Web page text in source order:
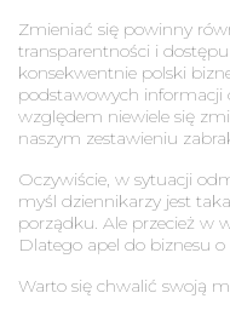
Zmieniać się powinny
transparentności i
konsekwentnie polski
podstawowych
względem niewiele się
naszym zestawieniu
Oczywiście, w sytuacji
myśl dziennikarzy jest
porządku. Ale przecież w
Dlatego apel do biznesu
Warto się chwalić swoją